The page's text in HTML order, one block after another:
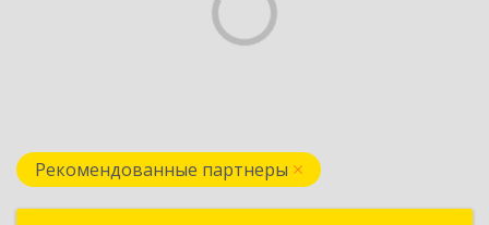
Рекомендованные партнеры